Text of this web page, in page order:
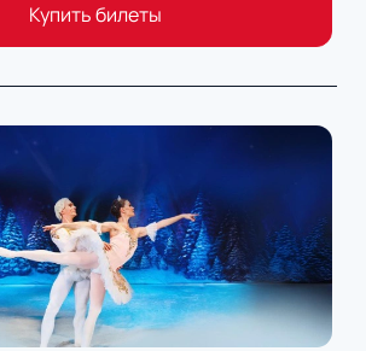
Купить билеты